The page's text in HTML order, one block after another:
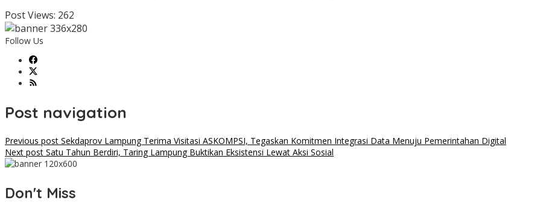
Post Views: 262
Follow Us
Post navigation
Previous post Sekdaprov Lampung Terima Visitasi ASKOMPSI, Tegaskan Komitmen Integrasi Data Menuju Pemerintahan Digital
Next post Satu Tahun Berdiri, Taring Lampung Buktikan Eksistensi Lewat Aksi Sosial
Don't Miss